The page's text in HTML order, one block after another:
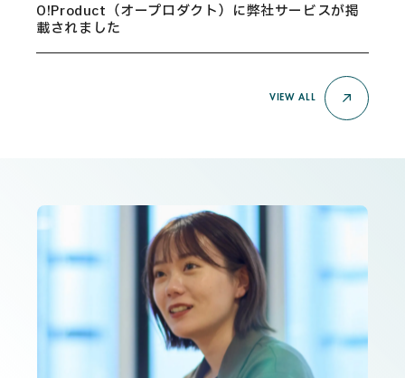
O!Product（オープロダクト）に弊社サービスが掲
載されました
VIEW ALL